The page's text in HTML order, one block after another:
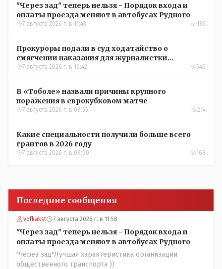
"Через зад" теперь нельзя - Порядок входа и
оплаты проезда меняют в автобусах Рудного
7 августа 2026 г. в 11:43 136
Прокуроры подали в суд ходатайство о
смягчении наказания для журналистки
Александры Алёховой
7 августа 2026 г. в 10:42 546
В «Тоболе» назвали причины крупного
поражения в еврокубковом матче
7 августа 2026 г. в 09:55 214
Какие специальности получили больше всего
грантов в 2026 году
7 августа 2026 г. в 09:00 168
Последние сообщения
vofkakst 7 августа 2026 г. в 11:58
"Через зад" теперь нельзя - Порядок входа и
оплаты проезда меняют в автобусах Рудного
"Через зад"Лучшая характеристика организации
общественного транспорта ))